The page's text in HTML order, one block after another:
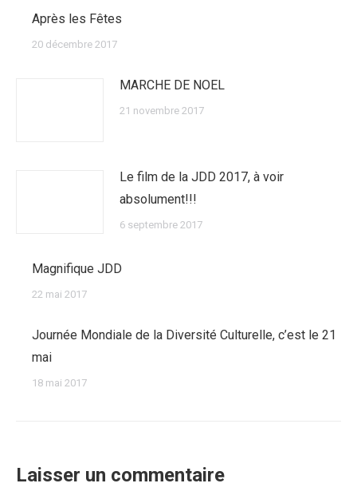
Après les Fêtes
20 décembre 2017
MARCHE DE NOEL
21 novembre 2017
Le film de la JDD 2017, à voir
absolument!!!
6 septembre 2017
Magnifique JDD
22 mai 2017
Journée Mondiale de la Diversité Culturelle, c’est le 21
mai
18 mai 2017
Laisser un commentaire